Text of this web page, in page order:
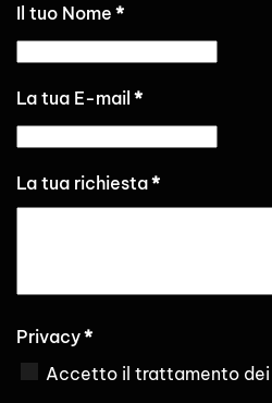
Il tuo Nome *
La tua E-mail *
La tua richiesta*
Privacy*
Accetto il trattamento dei